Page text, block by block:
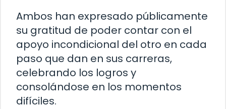
Ambos han expresado públicamente
su gratitud de poder contar con el
apoyo incondicional del otro en cada
paso que dan en sus carreras,
celebrando los logros y
consolándose en los momentos
difíciles.